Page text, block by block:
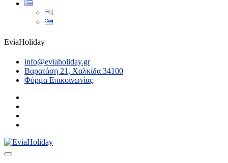
EviaHoliday
info@eviaholiday.gr
Βαρατάση 21, Χαλκίδα 34100
Φόρμα Επικοινωνίας